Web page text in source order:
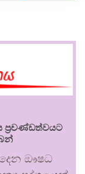
ප්‍රචණ්ඩත්වයට
ඖෂධ